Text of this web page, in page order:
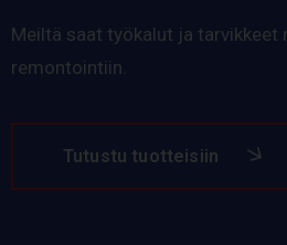
Meiltä saat työkalut ja tarvikkeet
remontointiin.
Tutustu tuotteisiin